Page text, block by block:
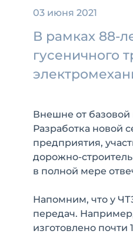
03 июня 2021
В рамках 88-
гусеничного
Внешне от базовой
Разработка новой
предприятия,
дорожно-
в полной мере
Напомним, что у
передач.
изготовлено